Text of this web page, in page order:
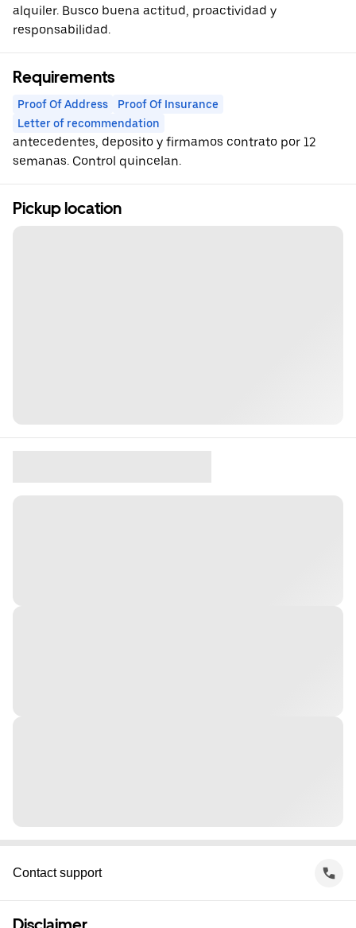
alquiler. Busco buena actitud, proactividad y
responsabilidad.
Requirements
Proof Of Address
Proof Of Insurance
Letter of recommendation
antecedentes, deposito y firmamos contrato por 12
semanas. Control quincelan.
Pickup location
Contact support